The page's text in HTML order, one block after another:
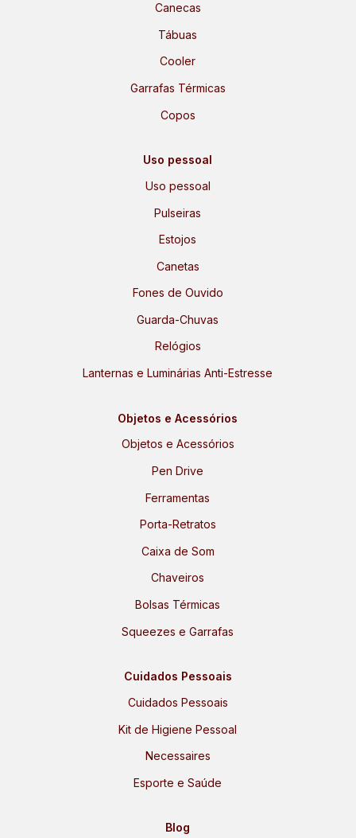
Canecas
Tábuas
Cooler
Garrafas Térmicas
Copos
Uso pessoal
Uso pessoal
Pulseiras
Estojos
Canetas
Fones de Ouvido
Guarda-Chuvas
Relógios
Lanternas e Luminárias Anti-Estresse
Objetos e Acessórios
Objetos e Acessórios
Pen Drive
Ferramentas
Porta-Retratos
Caixa de Som
Chaveiros
Bolsas Térmicas
Squeezes e Garrafas
Cuidados Pessoais
Cuidados Pessoais
Kit de Higiene Pessoal
Necessaires
Esporte e Saúde
Blog